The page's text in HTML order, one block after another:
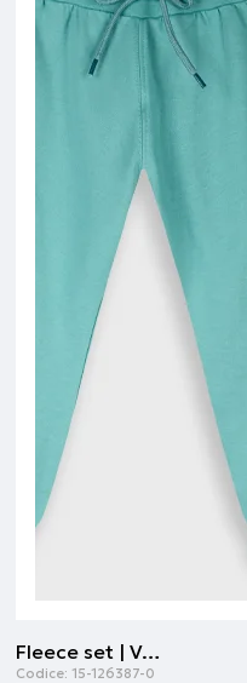
Fleece set | Verde ghiaccio
Codice: 15-126387-0